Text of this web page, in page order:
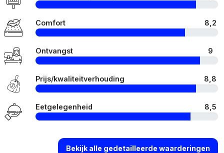
Comfort 8,2
Ontvangst 9
Prijs/kwaliteitverhouding 8,8
Eetgelegenheid 8,5
Bekijk alle gedetailleerde waarderingen